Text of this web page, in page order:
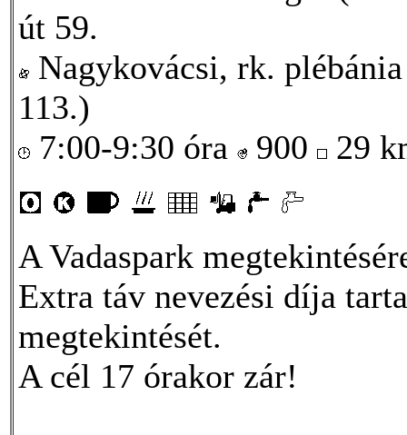
út 59.
Nagykovácsi, rk.
113.)
7:00-9:30 óra
900 29
A Vadaspark
Extra táv nevezési díja
megtekintését.
A cél 17 órakor zár!